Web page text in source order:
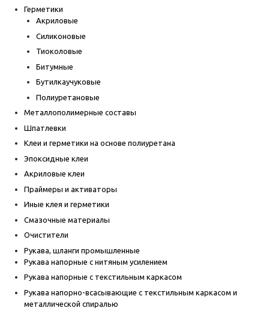
Герметики
Акриловые
Силиконовые
Тиоколовые
Битумные
Бутилкаучуковые
Полиуретановые
Металлополимерные составы
Шпатлевки
Клеи и герметики на основе полиуретана
Эпоксидные клеи
Акриловые клеи
Праймеры и активаторы
Иные клея и герметики
Смазочные материалы
Очистители
Рукава, шланги промышленные
Рукава напорные с нитяным усилением
Рукава напорные с текстильным каркасом
Рукава напорно-всасывающие с текстильным каркасом и
металлической спиралью